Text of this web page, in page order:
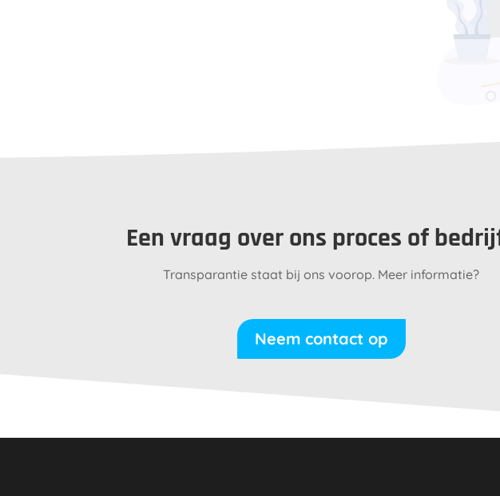
Een vraag over ons proces of
Transparantie staat bij ons voorop. Meer informatie?
Neem contact op